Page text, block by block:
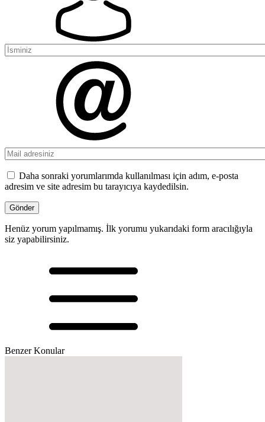
Daha sonraki yorumlarımda kullanılması için adım, e-posta
adresim ve site adresim bu tarayıcıya kaydedilsin.
Henüz yorum yapılmamış. İlk yorumu yukarıdaki form aracılığıyla
siz yapabilirsiniz.
Benzer Konular